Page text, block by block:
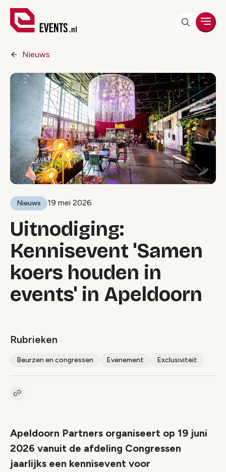
Nieuws
Nieuws 19 mei 2026
Uitnodiging:
Kennisevent 'Samen
koers houden in
events' in Apeldoorn
Rubrieken
Beurzen en congressen Evenement Exclusiviteit
Kopieer link naar artikel
Apeldoorn Partners organiseert op 19 juni
2026 vanuit de afdeling Congressen
jaarlijks een kennisevent voor